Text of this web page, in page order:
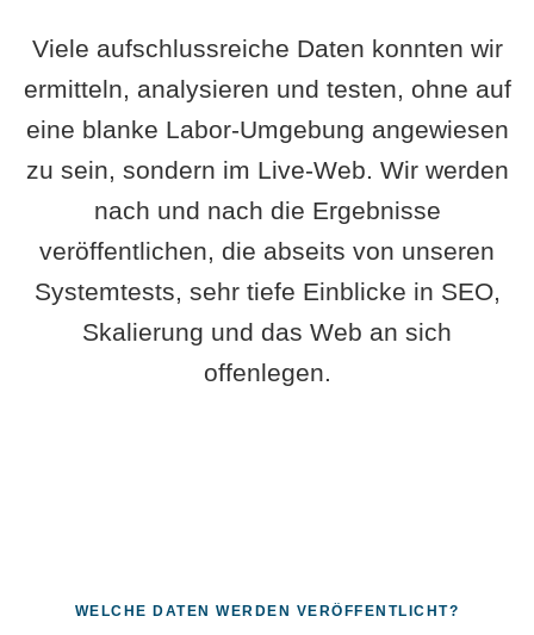
Viele aufschlussreiche Daten konnten wir
ermitteln, analysieren und testen, ohne auf
eine blanke Labor-Umgebung angewiesen
zu sein, sondern im Live-Web. Wir werden
nach und nach die Ergebnisse
veröffentlichen, die abseits von unseren
Systemtests, sehr tiefe Einblicke in SEO,
Skalierung und das Web an sich
offenlegen.
WELCHE DATEN WERDEN VERÖFFENTLICHT?